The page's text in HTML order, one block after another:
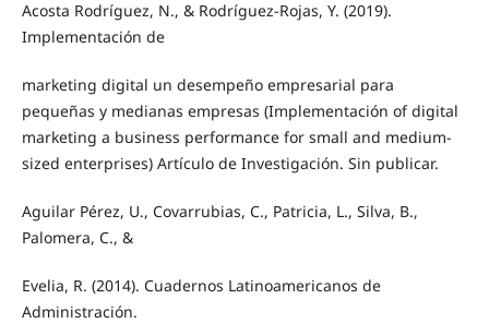
Acosta Rodríguez, N., & Rodríguez-Rojas, Y. (2019).
Implementación de
marketing digital un desempeño empresarial para
pequeñas y medianas empresas (Implementación of digital
marketing a business performance for small and medium-
sized enterprises) Artículo de Investigación. Sin publicar.
Aguilar Pérez, U., Covarrubias, C., Patricia, L., Silva, B.,
Palomera, C., &
Evelia, R. (2014). Cuadernos Latinoamericanos de
Administración.